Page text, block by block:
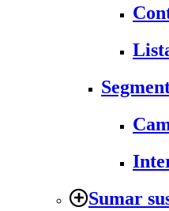
Sumar